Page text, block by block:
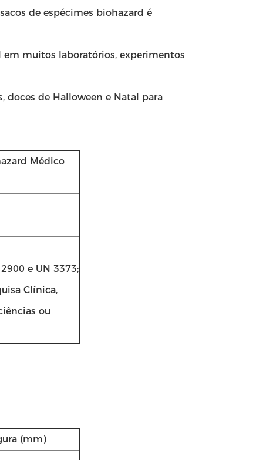
de espécimes biohazard é
em muitos laboratórios, experimentos
doces de Halloween e Natal para
Médico
e UN 3373;
Clínica,
ou
(mm)